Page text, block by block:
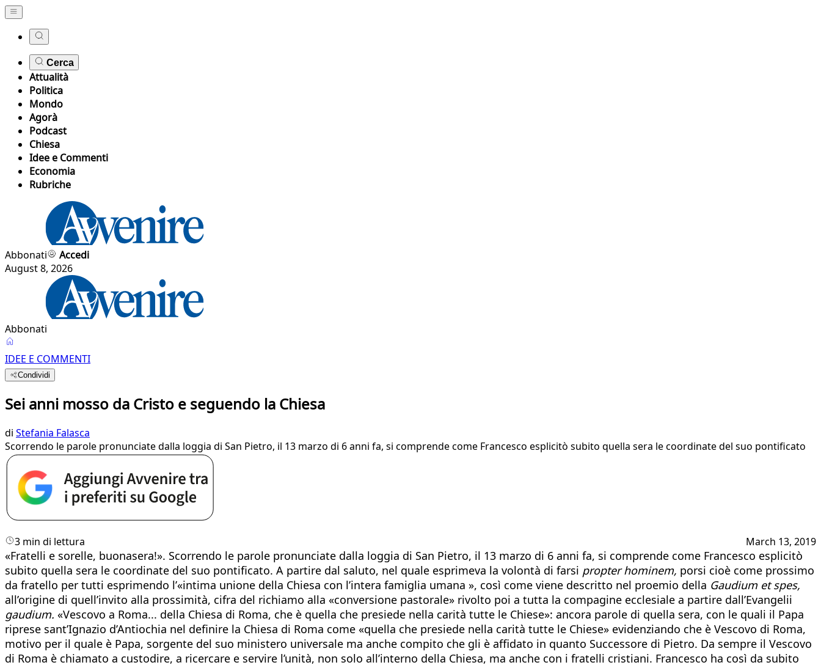
Cerca
Attualità
Politica
Mondo
Agorà
Podcast
Chiesa
Idee e Commenti
Economia
Rubriche
Abbonati
Accedi
August 8, 2026
Abbonati
IDEE E COMMENTI
Condividi
Sei anni mosso da Cristo e seguendo la Chiesa
di Stefania Falasca
Scorrendo le parole pronunciate dalla loggia di San Pietro, il 13 marzo di 6 anni fa, si comprende come Francesco esplicitò subito quella sera le coordinate del suo pontificato
3 min di lettura March 13, 2019
«Fratelli e sorelle, buonasera!». Scorrendo le parole pronunciate dalla loggia di San Pietro, il 13 marzo di 6 anni fa, si comprende come Francesco esplicitò
subito quella sera le coordinate del suo pontificato. A partire dal saluto, nel quale esprimeva la volontà di farsi propter hominem, porsi cioè come prossimo
da fratello per tutti esprimendo l’«intima unione della Chiesa con l’intera famiglia umana », così come viene descritto nel proemio della Gaudium et spes,
all’origine di quell’invito alla prossimità, cifra del richiamo alla «conversione pastorale» rivolto poi a tutta la compagine ecclesiale a partire dall’Evangelii
gaudium. «Vescovo a Roma... della Chiesa di Roma, che è quella che presiede nella carità tutte le Chiese»: ancora parole di quella sera, con le quali il Papa
riprese sant’Ignazio d’Antiochia nel definire la Chiesa di Roma come «quella che presiede nella carità tutte le Chiese» evidenziando che è Vescovo di Roma,
motivo per il quale è Papa, sorgente del suo ministero universale ma anche compito che gli è affidato in quanto Successore di Pietro. Da sempre il Vescovo
di Roma è chiamato a custodire, a ricercare e servire l’unità, non solo all’interno della Chiesa, ma anche con i fratelli cristiani. Francesco ha così da subito